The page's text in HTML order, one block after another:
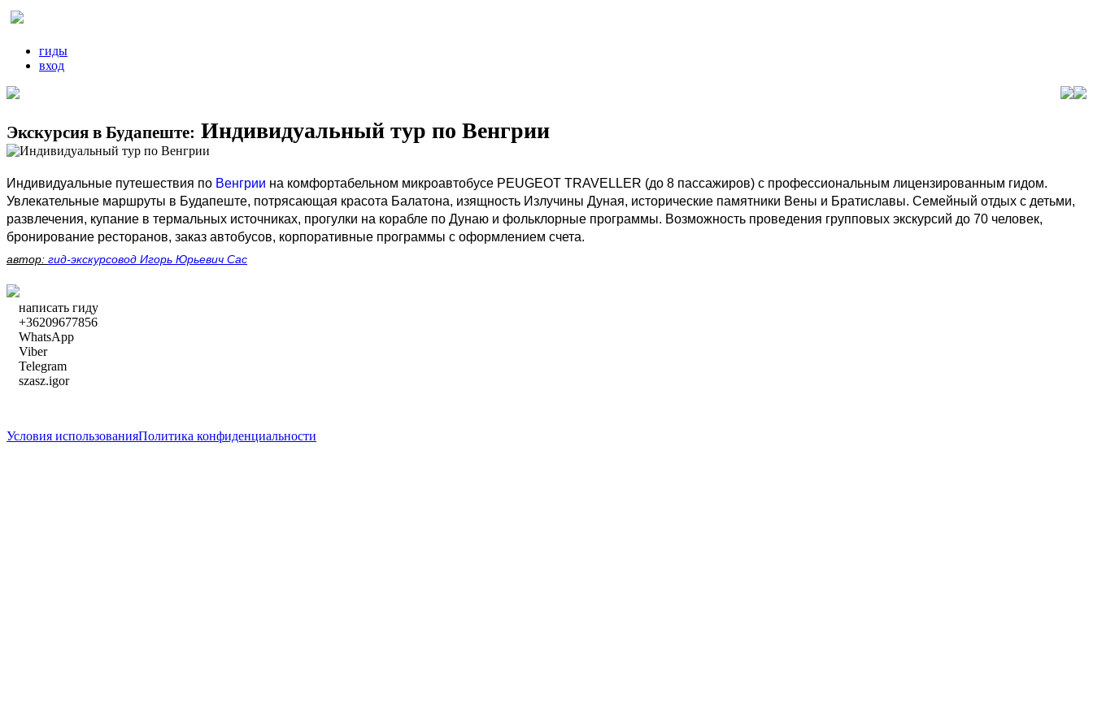
гиды
вход
Экскурсия в Будапеште: Индивидуальный тур по Венгрии
Индивидуальные путешествия по Венгрии на комфортабельном микроавтобусе PEUGEOT TRAVELLER (до 8 пассажиров) с профессиональным лицензированным гидом.
Увлекательные маршруты в Будапеште, потрясающая красота Балатона, изящность Излучины Дуная, исторические памятники Вены и Братиславы. Семейный отдых с детьми,
развлечения, купание в термальных источниках, прогулки на корабле по Дунаю и фольклорные программы. Возможность проведения групповых экскурсий до 70 человек,
бронирование ресторанов, заказ автобусов, корпоративные программы с оформлением счета.
автор: гид-экскурсовод Игорь Юрьевич Сас
написать гиду
+36209677856
WhatsApp
Viber
Telegram
szasz.igor
Условия использованияПолитика конфиденциальности